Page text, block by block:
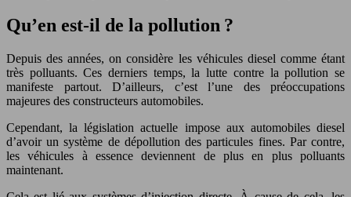
Qu’en est-il de la pollution ?
Depuis des années, on considère les véhicules diesel comme étant
très polluants. Ces derniers temps, la lutte contre la pollution se
manifeste partout. D’ailleurs, c’est l’une des préoccupations
majeures des constructeurs automobiles.
Cependant, la législation actuelle impose aux automobiles diesel
d’avoir un système de dépollution des particules fines. Par contre,
les véhicules à essence deviennent de plus en plus polluants
maintenant.